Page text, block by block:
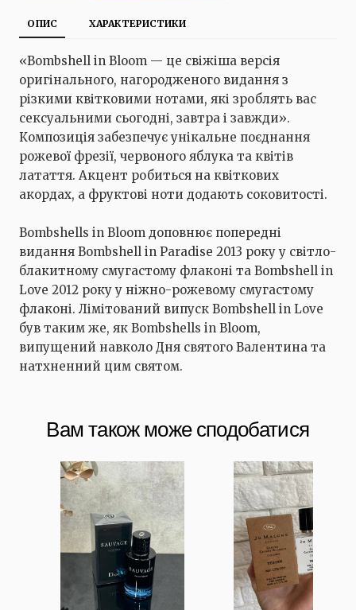
ОПИС ХАРАКТЕРИСТИКИ
«Bombshell in Bloom — це свіжіша версія
оригінального, нагородженого видання з
різкими квітковими нотами, які зроблять вас
сексуальними сьогодні, завтра і завжди».
Композиція забезпечує унікальне поєднання
рожевої фрезії, червоного яблука та квітів
латаття. Акцент робиться на квіткових
акордах, а фруктові ноти додають соковитості.
Bombshells in Bloom доповнює попередні
видання Bombshell in Paradise 2013 року у світло-
блакитному смугастому флаконі та Bombshell in
Love 2012 року у ніжно-рожевому смугастому
флаконі. Лімітований випуск Bombshell in Love
був таким же, як Bombshells in Bloom,
випущений навколо Дня святого Валентина та
натхненний цим святом.
Вам також може сподобатися